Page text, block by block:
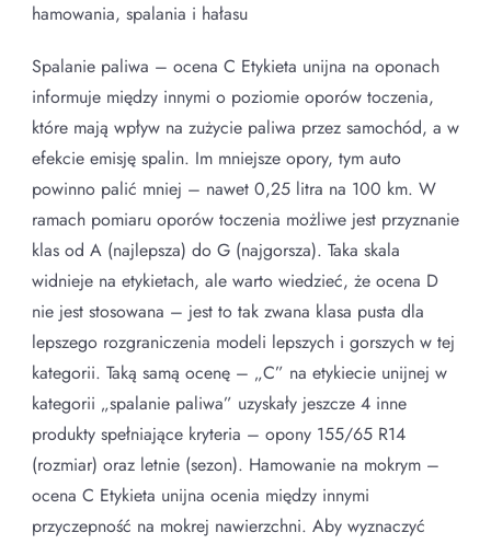
hamowania, spalania i hałasu
Spalanie paliwa – ocena C Etykieta unijna na oponach
informuje między innymi o poziomie oporów toczenia,
które mają wpływ na zużycie paliwa przez samochód, a w
efekcie emisję spalin. Im mniejsze opory, tym auto
powinno palić mniej – nawet 0,25 litra na 100 km. W
ramach pomiaru oporów toczenia możliwe jest przyznanie
klas od A (najlepsza) do G (najgorsza). Taka skala
widnieje na etykietach, ale warto wiedzieć, że ocena D
nie jest stosowana – jest to tak zwana klasa pusta dla
lepszego rozgraniczenia modeli lepszych i gorszych w tej
kategorii. Taką samą ocenę – „C” na etykiecie unijnej w
kategorii „spalanie paliwa” uzyskały jeszcze 4 inne
produkty spełniające kryteria – opony 155/65 R14
(rozmiar) oraz letnie (sezon). Hamowanie na mokrym –
ocena C Etykieta unijna ocenia między innymi
przyczepność na mokrej nawierzchni. Aby wyznaczyć